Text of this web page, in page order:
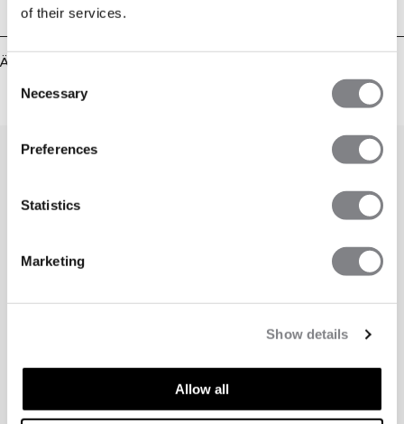
of their services.
Selection
Necessary
Preferences
Statistics
Marketing
Show details
Allow all
Lieferung & Rückgabe
Ähnliche Produkte